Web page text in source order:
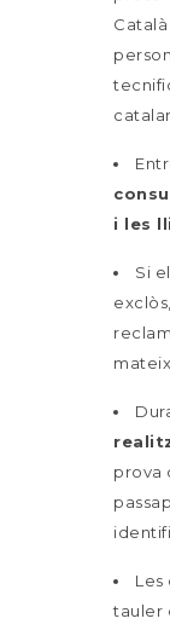
i les
Si
prova
Les
tauler